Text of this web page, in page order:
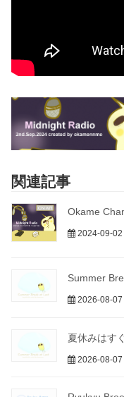
関連記事
Okame
2024-09-02
Summer
2026-08-07
夏休みはす
2026-08-07